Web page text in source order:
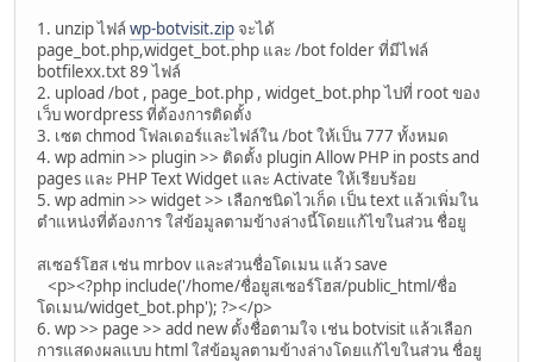
1. unzip ไฟล์wp-botvisit.zip จะได้
page_bot.php,widget_bot.php และ /bot folder ที่มีไฟล์
botfilexx.txt 89 ไฟล์
2. upload /bot , page_bot.php , widget_bot.php ไปที่ root ของ
เว็บ wordpress ที่ต้องการติดตั้ง
3. เซต chmod โฟลเดอร์และไฟล์ใน /bot ให้เป็น 777 ทั้งหมด
4. wp admin >> plugin >> ติดตั้ง plugin Allow PHP in posts and
pages และ PHP Text Widget และ Activate ให้เรียบร้อย
5. wp admin >> widget >> เลือกชนิดไวเก็ด เป็น text แล้วเพิ่มใน
ตำแหน่งที่ต้องการ ใส่ข้อมูลตามข้างล่างนี้โดยแก้ไขในส่วน ชื่อยู
สเซอร์โฮส เช่น mrbov และส่วนชื่อโดเมน แล้ว save
<p><?php include('/home/ชื่อยูสเซอร์โฮส/public_html/ชื่อ
โดเมน/widget_bot.php'); ?></p>
6. wp >> page >> add new ตั้งชื่อตามใจ เช่น botvisit แล้วเลือก
การแสดงผลแบบ html ใส่ข้อมูลตามข้างล่างโดยแก้ไขในส่วน ชื่อยู